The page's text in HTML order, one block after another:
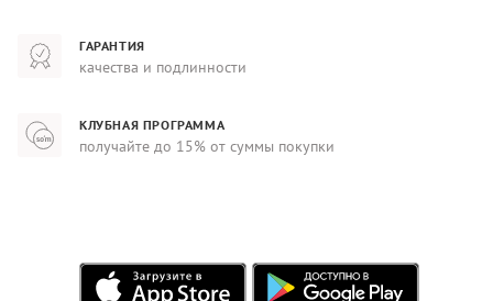
ГАРАНТИЯ
качества и подлинности
КЛУБНАЯ ПРОГРАММА
получайте до 15% от суммы покупки